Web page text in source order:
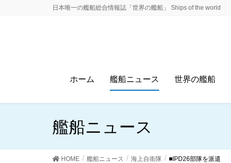
日本唯一の艦船総合情報誌「世界の艦船」 Ships of the world
ホーム 艦船ニュース 世界の艦船
艦船ニュース
HOME 艦船ニュース 海上自衛隊 ■IPD26部隊を派遣